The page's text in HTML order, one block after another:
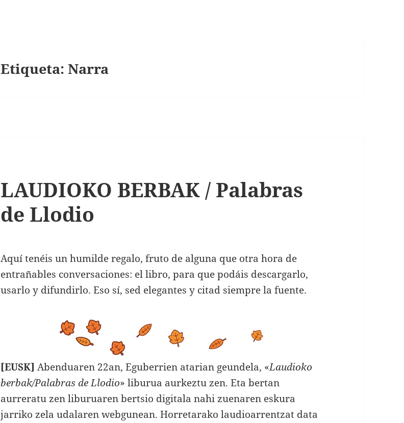
Etiqueta:Narra
LAUDIOKO BERBAK / Palabras
de Llodio
Aquí tenéis un humilde regalo, fruto de alguna que otra hora de
entrañables conversaciones: el libro, para que podáis descargarlo,
usarlo y difundirlo. Eso sí, sed elegantes y citad siempre la fuente.
[EUSK] Abenduaren 22an, Eguberrien atarian geundela, «Laudioko
berbak/Palabras de Llodio» liburua aurkeztu zen. Eta bertan
aurreratu zen liburuaren bertsio digitala nahi zuenaren eskura
jarriko zela udalaren webgunean. Horretarako laudioarrentzat data